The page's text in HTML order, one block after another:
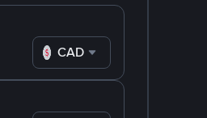
CAD